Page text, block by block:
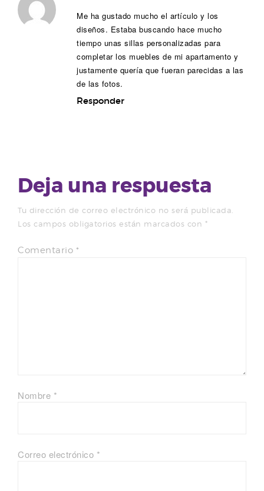
Me ha gustado mucho el artículo y los
diseños. Estaba buscando hace mucho
tiempo unas sillas personalizadas para
completar los muebles de mi apartamento y
justamente quería que fueran parecidas a las
de las fotos.
Responder
Deja una respuesta
Tu dirección de correo electrónico no será publicada.
Los campos obligatorios están marcados con *
Comentario *
Nombre *
Correo electrónico *